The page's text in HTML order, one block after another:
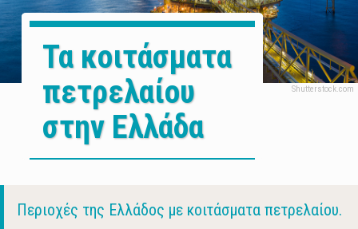
Τα κοιτάσματα
πετρελαίου
στην Ελλάδα
Περιοχές της Ελλάδος με κοιτάσματα πετρελαίου.